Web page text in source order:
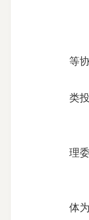
等
类
理
体